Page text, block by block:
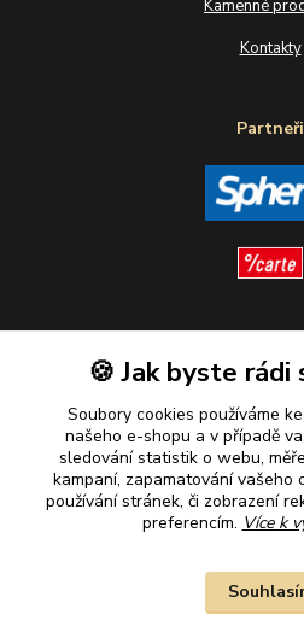
Kamenné
Kontakty
Partneři
Plaťte u nás
🍪 Jak byste rádi
Soubory cookies používáme
našeho e-shopu a v případě
sledování statistik o webu,
kampaní, zapamatování vašeho
používání stránek, či zobrazení
preferencím. Více k